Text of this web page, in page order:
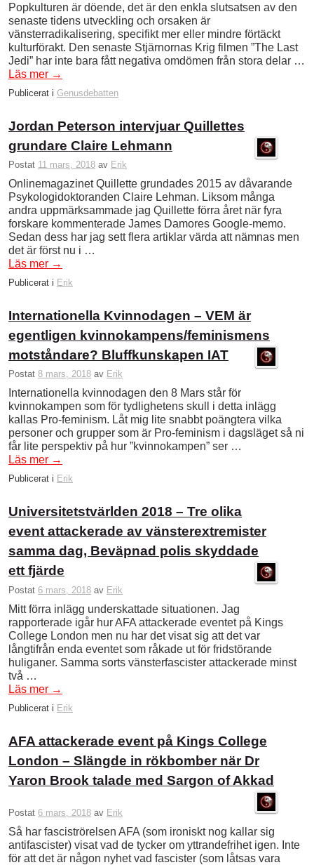
Popkulturen är döende, det är den enkla slutsatsen av den
senaste tidens utveckling och orsaken är
vänsterradikalisering, specifikt mer eller mindre förtäckt
kulturförakt. Den senaste Stjärnornas Krig filmen ”The Last
Jedi” har inte bara fått negativa omdömen från stora delar …
Läs mer →
Publicerat i Genusdebatten
Jordan Peterson intervjuar Quillettes
grundare Claire Lehmann
Postat 11 mars, 2018 av Erik
Onlinemagazinet Quillette grundades 2015 av dåvarande
Psykologidoktoranden Claire Lehman. Liksom många
andra uppmärksammade jag Quillette förra året när fyra
forskare kommenterade James Damores Google-memo.
Sedan dess har jag sett flera artiklar värda att nämnas men
det är först nu i …
Läs mer →
Publicerat i Erik
Internationella Kvinnodagen – VEM är
egentligen kvinnokampens/feminismens
motståndare? Bluffkunskapen IAT
Postat 8 mars, 2018 av Erik
Internationella kvinnodagen den 8 Mars står för
kvinnokampen som för tydlighetens skull i detta inlägg
kallas Pro-feminism. Låt mig lite snabbt poängtera vilka
personer och grupper som är Pro-feminism i dagsläget så ni
får lite perspektiv på hur ”kvinnokampen” ser …
Läs mer →
Publicerat i Erik
Universitetstvärlden 2018 – Tre olika
event attackerade av vänsterextremister
samma dag, Beväpnad polis skyddade
ett fjärde
Postat 6 mars, 2018 av Erik
Mitt förra inlägg underskattade situationen. Jag
rapporterade igår hur AFA attackerade eventet på Kings
College London men nu har det visat sig att det var
långtifrån enda eventet som råkade ut för fridstörande
huliganer. Samma sorts vänsterfascister attackerade minst
två …
Läs mer →
Publicerat i Erik
AFA attackerade event på Kings College
London – Slängde in rökbomber när Dr
Yaron Brook talade med Sargon of Akkad
Postat 6 mars, 2018 av Erik
Så har fasciströrelsen AFA (som ironiskt nog kallar sig
antifascister) visat vad de tycker om yttrandefrihet igen. Inte
för att det är någon nyhet vad fascister (som låtsas vara